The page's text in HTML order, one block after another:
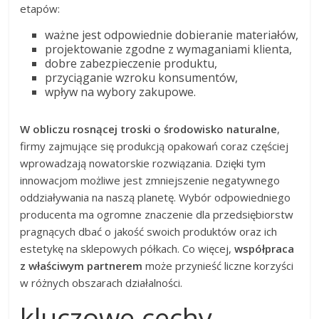
etapów:
ważne jest odpowiednie dobieranie materiałów,
projektowanie zgodne z wymaganiami klienta,
dobre zabezpieczenie produktu,
przyciąganie wzroku konsumentów,
wpływ na wybory zakupowe.
W obliczu rosnącej troski o środowisko naturalne,
firmy zajmujące się produkcją opakowań coraz częściej
wprowadzają nowatorskie rozwiązania. Dzięki tym
innowacjom możliwe jest zmniejszenie negatywnego
oddziaływania na naszą planetę. Wybór odpowiedniego
producenta ma ogromne znaczenie dla przedsiębiorstw
pragnących dbać o jakość swoich produktów oraz ich
estetykę na sklepowych półkach. Co więcej,współpraca
z właściwym partnerem może przynieść liczne korzyści
w różnych obszarach działalności.